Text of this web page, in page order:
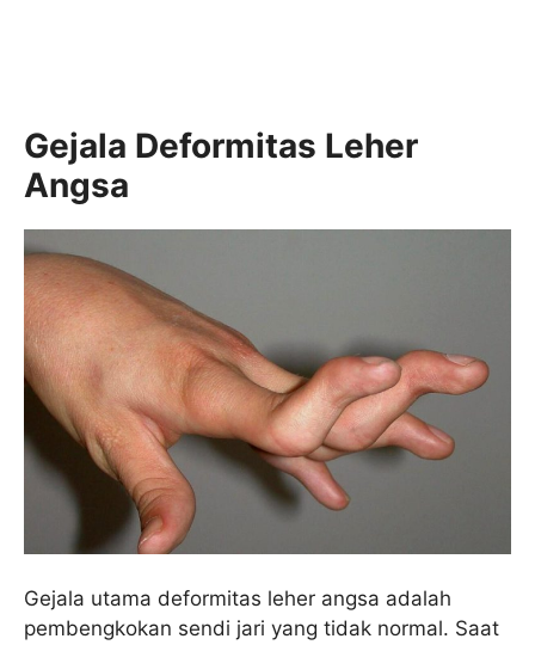
Gejala Deformitas Leher
Angsa
Gejala utama deformitas leher angsa adalah
pembengkokan sendi jari yang tidak normal. Saat